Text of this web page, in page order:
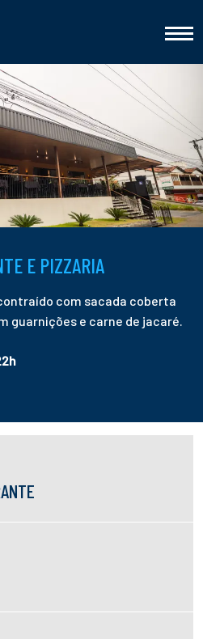
E PIZZARIA
com sacada coberta
guarnições e carne de jacaré.